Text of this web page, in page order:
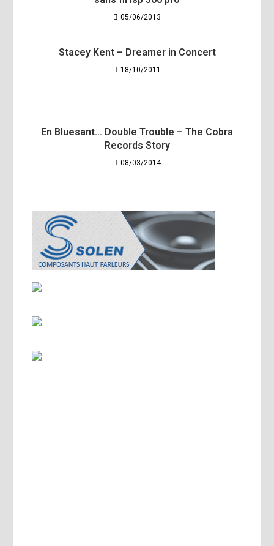
05/06/2013
Stacey Kent – Dreamer in Concert
18/10/2011
En Bluesant… Double Trouble – The Cobra
Records Story
08/03/2014